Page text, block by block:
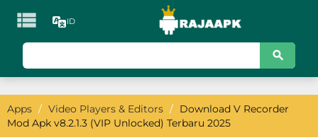
 ID
Games
Action
Apps / Video Players & Editors / Download V Recorder
Mod Apk v8.2.1.3 (VIP Unlocked) Terbaru 2025